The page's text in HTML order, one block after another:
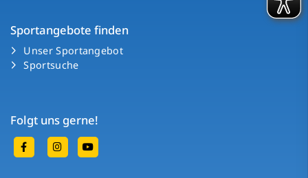
Sportangebote finden
Unser Sportangebot
Sportsuche
Folgt uns gerne!